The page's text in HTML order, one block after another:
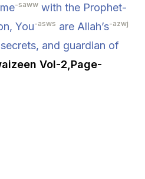
-saww with the Prophet-
You-asws are Allah’s-azwj
secrets, and guardian of
Vol-2,Page-